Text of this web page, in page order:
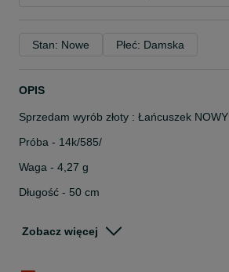
Stan: Nowe Płeć: Damska
OPIS
Sprzedam wyrób złoty : Łańcuszek NOWY
Próba - 14k/585/
Waga - 4,27 g
Długość - 50 cm
towaru.
Zobacz więcej